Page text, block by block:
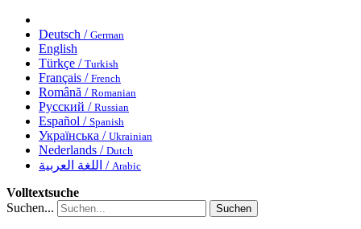
Deutsch / German
English
Türkçe / Turkish
Français / French
Română / Romanian
Русский / Russian
Español / Spanish
Українська / Ukrainian
Nederlands / Dutch
اللغة العربية / Arabic
Volltextsuche
Suchen...
Suchen